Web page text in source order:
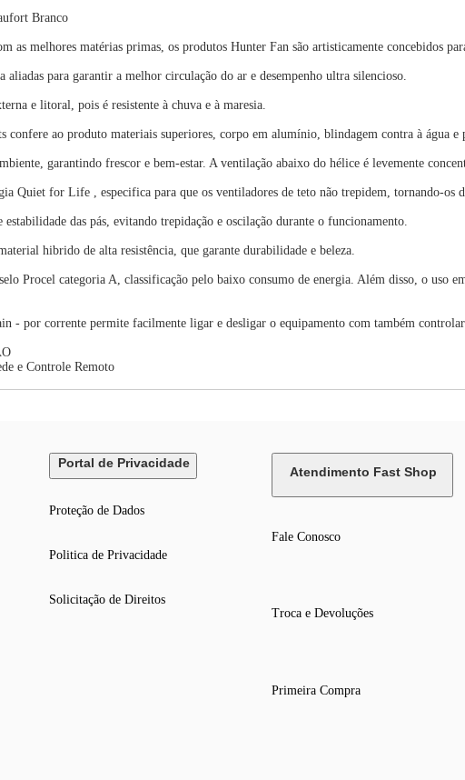
Branco
as melhores matérias primas, os produtos Hunter Fan são artisticamente concebidos
para garantir a melhor circulação do ar e desempenho ultra silencioso.
e litoral, pois é resistente à chuva e à maresia.
confere ao produto materiais superiores, corpo em alumínio, blindagem contra à água e
garantindo frescor e bem-estar. A ventilação abaixo do hélice é levemente
Quiet for Life , especifica para que os ventiladores de teto não trepidem, tornando-os
das pás, evitando trepidação e oscilação durante o funcionamento.
hibrido de alta resistência, que garante durabilidade e beleza.
Procel categoria A, classificação pelo baixo consumo de energia. Além disso, o uso
- por corrente permite facilmente ligar e desligar o equipamento com também
e Controle Remoto
Portal de Privacidade
Proteção de Dados
Politica de Privacidade
Solicitação de Direitos
Atendimento Fast Shop
Fale Conosco
Troca e Devoluções
Primeira Compra